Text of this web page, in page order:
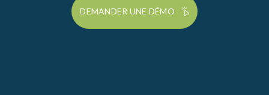
DEMANDER UNE DÉMO